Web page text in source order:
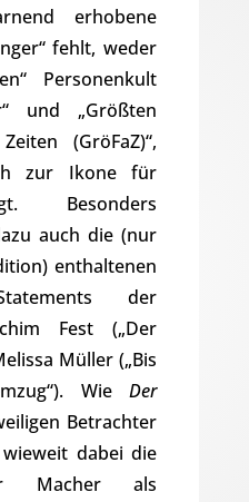
erhobene
fehlt, weder
Personenkult
und „Größten
(GröFaZ)“,
zur Ikone für
Besonders
auch die (nur
enthaltenen
der
Fest („Der
Müller („Bis
WieDer
Betrachter
dabei die
Macher als